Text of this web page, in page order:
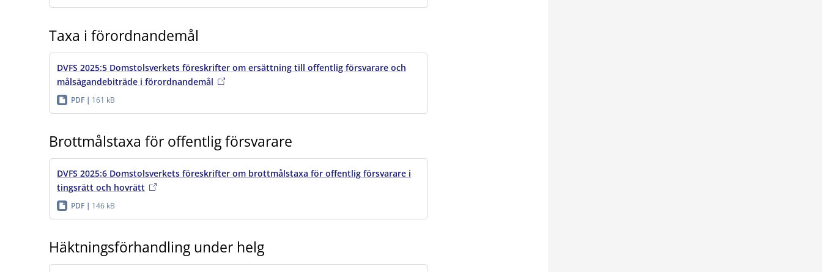
Taxa i förordnandemål
DVFS 2025:5 Domstolsverkets föreskrifter om ersättning till offentlig försvarare och
målsägandebiträde i förordnandemål
PDF 161 kB
Brottmålstaxa för offentlig försvarare
DVFS 2025:6 Domstolsverkets föreskrifter om brottmålstaxa för offentlig försvarare i
tingsrätt och hovrätt
PDF 146 kB
Häktningsförhandling under helg